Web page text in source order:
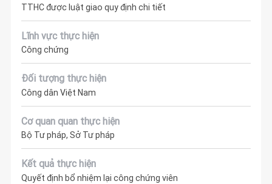
TTHC được luật giao quy định chi tiết
Lĩnh vực thực hiện
Công chứng
Đối tượng thực hiện
Công dân Việt Nam
Cơ quan quan thực hiện
Bộ Tư pháp, Sở Tư pháp
Kết quả thực hiện
Quyết định bổ nhiệm lại công chứng viên